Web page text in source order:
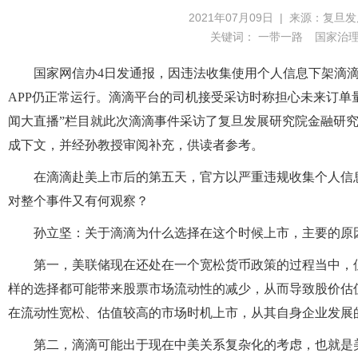
2021年07月09日 | 来源：复旦
关键词： 一带一路 国家治
国家网信办4日发通报，因违法收集使用个人信息下架滴
APP仍正常运行。滴滴平台的司机接受采访时称担心未来订
闻大直播”栏目就此次滴滴事件采访了复旦发展研究院金融研
成下文，并经孙教授审阅补充，供读者参考。
在滴滴赴美上市后的第五天，官方以严重违规收集个人
对整个事件又有何观察？
孙立坚：关于滴滴为什么选择在这个时候上市，主要的原
第一，美联储现在还处在一个宽松货币政策的过程当中
样的选择都可能带来股票市场流动性的减少，从而导致股价
在流动性宽松、估值较高的市场时机上市，从其自身企业发
第二，滴滴可能出于现在中美关系复杂化的考虑，也就